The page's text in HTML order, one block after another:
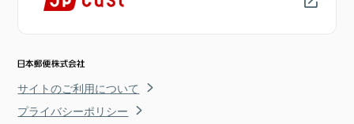
サイトのご利用について
プライバシーポリシー